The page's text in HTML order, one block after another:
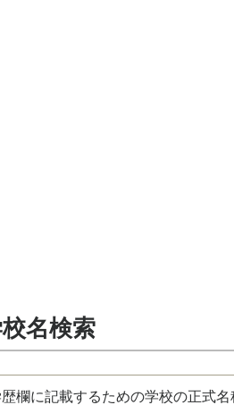
名検索
欄に記載するための学校の正式